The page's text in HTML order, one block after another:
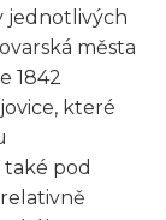
jednotlivých
města
1842
které
pod